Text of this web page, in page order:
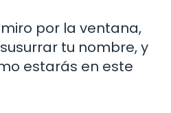
por la ventana,
tu nombre, y
estarás en este